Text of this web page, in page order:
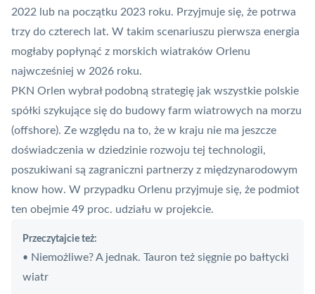
2022 lub na początku 2023 roku. Przyjmuje się, że potrwa
trzy do czterech lat. W takim scenariuszu pierwsza energia
mogłaby popłynąć z morskich wiatraków Orlenu
najwcześniej w 2026 roku.
PKN Orlen wybrał podobną strategię jak wszystkie polskie
spółki szykujące się do budowy farm wiatrowych na morzu
(offshore). Ze względu na to, że w kraju nie ma jeszcze
doświadczenia w dziedzinie rozwoju tej technologii,
poszukiwani są zagraniczni partnerzy z międzynarodowym
know how. W przypadku Orlenu przyjmuje się, że podmiot
ten obejmie 49 proc. udziału w projekcie.
Przeczytajcie też:
• Niemożliwe? A jednak. Tauron też sięgnie po bałtycki
wiatr